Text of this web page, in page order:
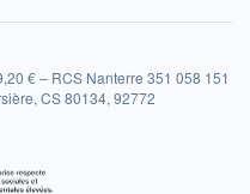
€ – RCS Nanterre 351 058 151
CS 80134, 92772